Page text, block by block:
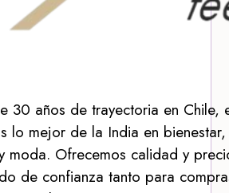
30 años de trayectoria en Chile,
lo mejor de la India en
moda. Ofrecemos calidad y
de confianza tanto para